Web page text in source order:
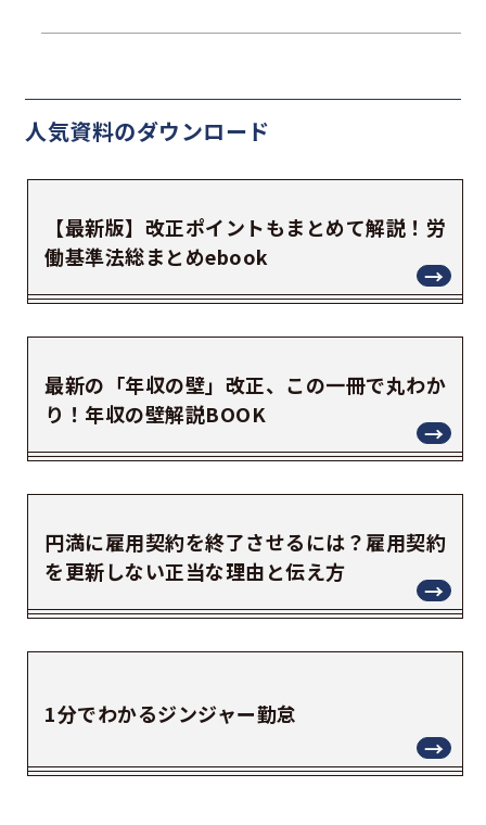
人気資料のダウンロード
【最新版】改正ポイントもまとめて解説！労
働基準法総まとめebook
最新の「年収の壁」改正、この一冊で丸わか
り！年収の壁解説BOOK
円満に雇用契約を終了させるには？雇用契約
を更新しない正当な理由と伝え方
1分でわかるジンジャー勤怠